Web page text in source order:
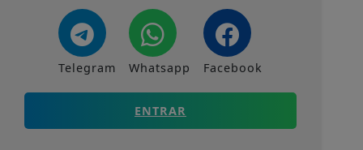
Telegram Whatsapp Facebook
ENTRAR